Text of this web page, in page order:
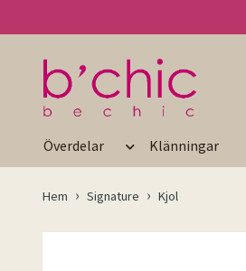
Överdelar Klänningar
Hem Signature Kjol